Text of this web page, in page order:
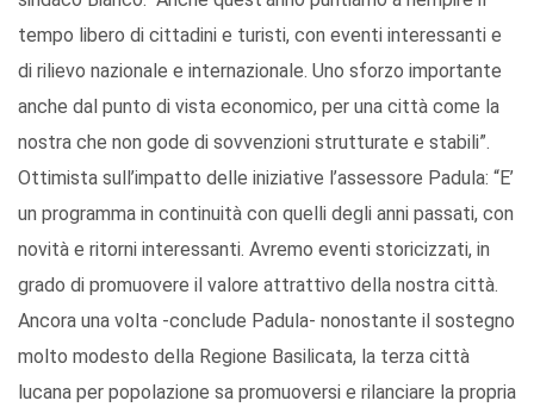
tempo libero di cittadini e turisti, con eventi interessanti e
di rilievo nazionale e internazionale. Uno sforzo importante
anche dal punto di vista economico, per una città come la
nostra che non gode di sovvenzioni strutturate e stabili”.
Ottimista sull’impatto delle iniziative l’assessore Padula: “E’
un programma in continuità con quelli degli anni passati, con
novità e ritorni interessanti. Avremo eventi storicizzati, in
grado di promuovere il valore attrattivo della nostra città.
Ancora una volta -conclude Padula- nonostante il sostegno
molto modesto della Regione Basilicata, la terza città
lucana per popolazione sa promuoversi e rilanciare la propria